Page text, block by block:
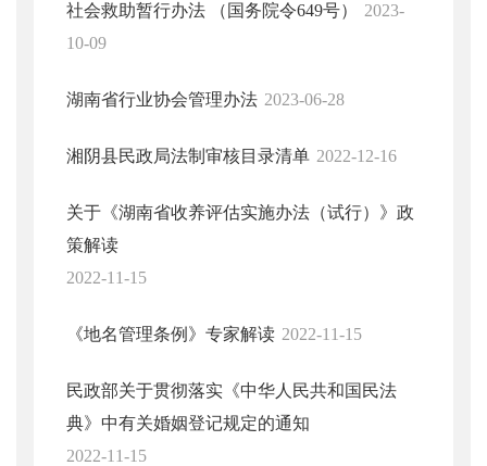
社会救助暂行办法 （国务院令649号）
2023-
10-09
湖南省行业协会管理办法 2023-06-28
湘阴县民政局法制审核目录清单 2022-12-16
关于《湖南省收养评估实施办法（试行）》政
策解读
2022-11-15
《地名管理条例》专家解读 2022-11-15
民政部关于贯彻落实《中华人民共和国民法
典》中有关婚姻登记规定的通知
2022-11-15